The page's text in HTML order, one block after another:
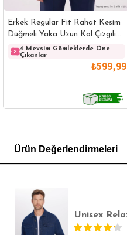
Erkek Regular Fit Rahat Kesim
Düğmeli Yaka Uzun Kol Çizgili
Pamuklu Beyaz Gömlek
4 Mevsim Gömleklerde Öne
Çıkanlar
₺599,99
POLO YAKA T-SHIRT
Ürün Değerlendirmeleri